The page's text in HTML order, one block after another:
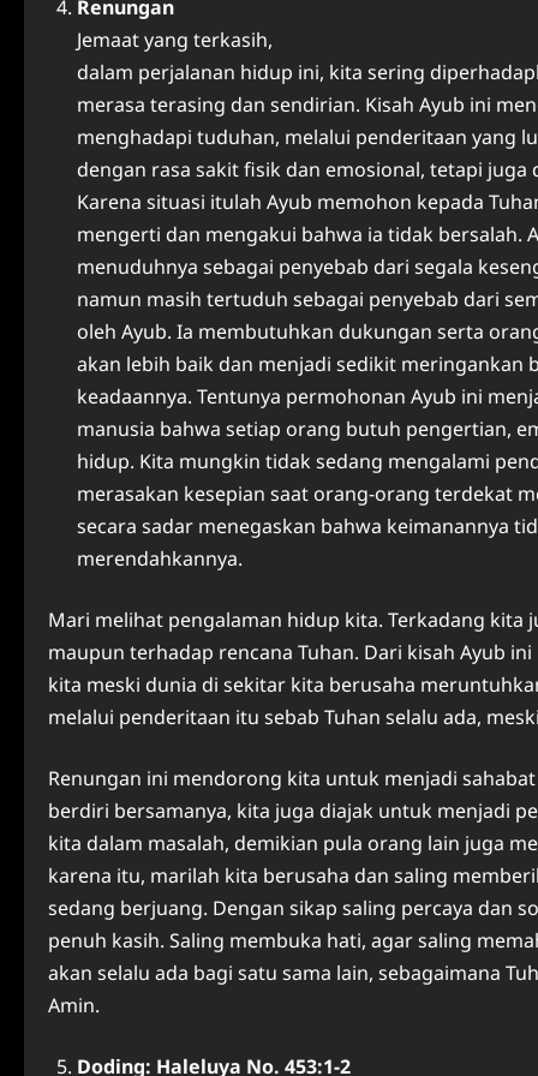
Renungan
Jemaat yang terkasih,
dalam perjalanan hidup ini, kita sering
merasa terasing dan sendirian. Kisah Ayub ini
menghadapi tuduhan, melalui penderitaan yang
dengan rasa sakit fisik dan emosional, tetapi
Karena situasi itulah Ayub memohon kepada
mengerti dan mengakui bahwa ia tidak bersalah.
menuduhnya sebagai penyebab dari segala
namun masih tertuduh sebagai penyebab dari
oleh Ayub. Ia membutuhkan dukungan serta
akan lebih baik dan menjadi sedikit
keadaannya. Tentunya permohonan Ayub ini
manusia bahwa setiap orang butuh pengertian,
hidup. Kita mungkin tidak sedang mengalami
merasakan kesepian saat orang-orang terdekat
secara sadar menegaskan bahwa keimanannya
merendahkannya.
Mari melihat pengalaman hidup kita. Terkadang
maupun terhadap rencana Tuhan. Dari kisah Ayub
kita meski dunia di sekitar kita berusaha
melalui penderitaan itu sebab Tuhan selalu ada,
Renungan ini mendorong kita untuk menjadi
berdiri bersamanya, kita juga diajak untuk menjadi
kita dalam masalah, demikian pula orang lain juga
karena itu, marilah kita berusaha dan saling
sedang berjuang. Dengan sikap saling percaya dan
penuh kasih. Saling membuka hati, agar saling
akan selalu ada bagi satu sama lain, sebagaimana
Amin.
Doding: Haleluya No. 453:1-2